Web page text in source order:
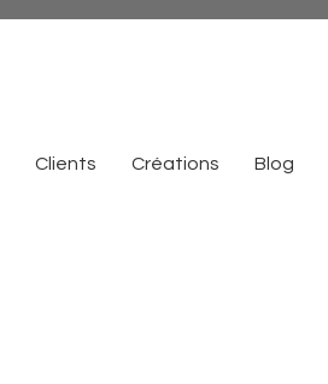
Clients Créations Blog